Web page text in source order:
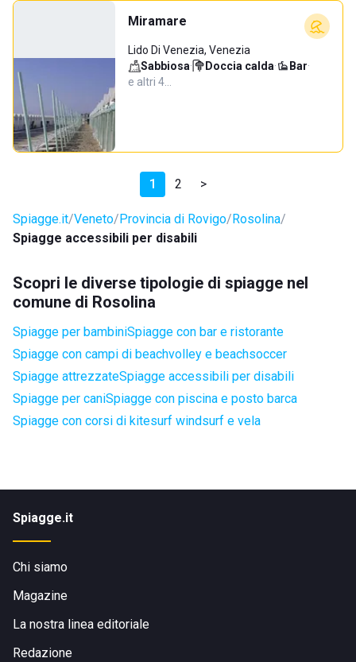
Miramare
Lido Di Venezia, Venezia
Sabbiosa· Doccia calda· Bar·
e altri 4…
1 2 >
Spiagge.it Veneto Provincia di Rovigo Rosolina
Spiagge accessibili per disabili
Scopri le diverse tipologie di spiagge nel
comune di Rosolina
Spiagge per bambiniSpiagge con bar e ristorante
Spiagge con campi di beachvolley e beachsoccer
Spiagge attrezzateSpiagge accessibili per disabili
Spiagge per caniSpiagge con piscina e posto barca
Spiagge con corsi di kitesurf windsurf e vela
Spiagge.it
Chi siamo
Magazine
La nostra linea editoriale
Redazione